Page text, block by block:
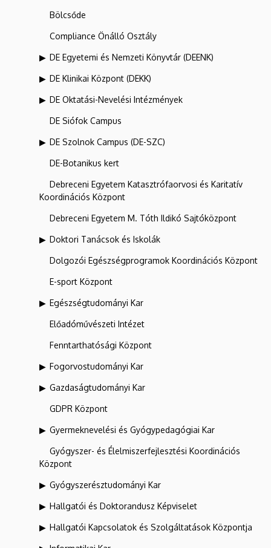
Bölcsőde
Compliance Önálló Osztály
DE Egyetemi és Nemzeti Könyvtár (DEENK)
DE Klinikai Központ (DEKK)
DE Oktatási-Nevelési Intézmények
DE Siófok Campus
DE Szolnok Campus (DE-SZC)
DE-Botanikus kert
Debreceni Egyetem Katasztrófaorvosi és Karitatív
Koordinációs Központ
Debreceni Egyetem M. Tóth Ildikó Sajtóközpont
Doktori Tanácsok és Iskolák
Dolgozói Egészségprogramok Koordinációs Központ
E-sport Központ
Egészségtudományi Kar
Előadóművészeti Intézet
Fenntarthatósági Központ
Fogorvostudományi Kar
Gazdaságtudományi Kar
GDPR Központ
Gyermeknevelési és Gyógypedagógiai Kar
Gyógyszer- és Élelmiszerfejlesztési Koordinációs
Központ
Gyógyszerésztudományi Kar
Hallgatói és Doktorandusz Képviselet
Hallgatói Kapcsolatok és Szolgáltatások Központja